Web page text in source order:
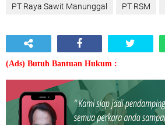
PT Raya Sawit Manunggal PT RSM
(Ads) Butuh Bantuan Hukum :